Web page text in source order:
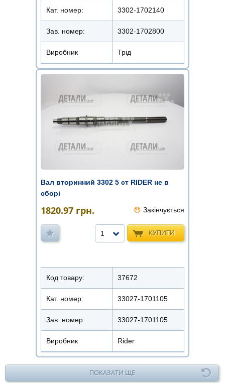
Кат. номер: 3302-1702140
Зав. номер: 3302-1702800
Виробник Трід
Вал вторинний 3302 5 ст RIDER не в
сборі
1820.97 грн. Закінчується
КУПИТИ
1
Код товару: 37672
Кат. номер: 33027-1701105
Зав. номер: 33027-1701105
Виробник Rider
ПОКАЗАТИ ЩЕ